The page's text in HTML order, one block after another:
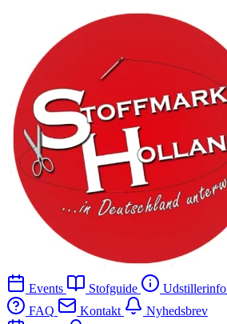
Events Stofguide Udstillerinfo
FAQ
Kontakt
Nyhedsbrev